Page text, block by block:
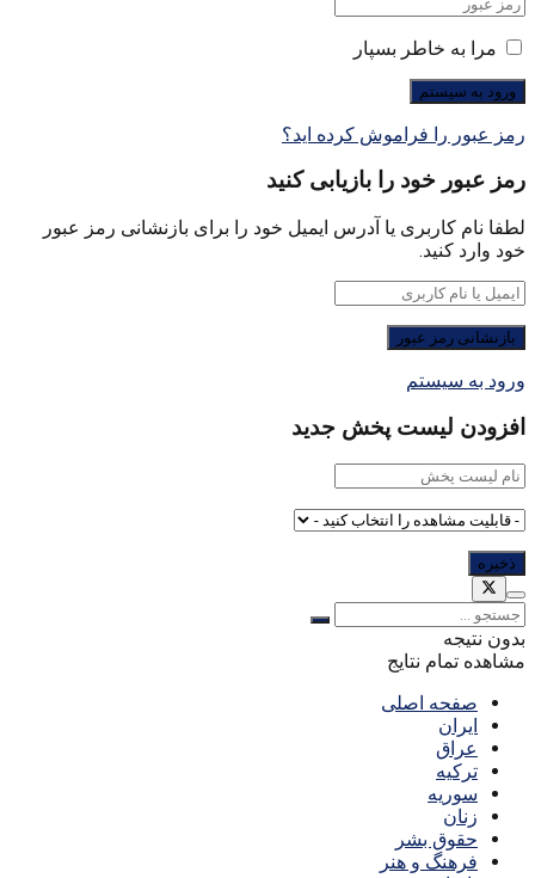
مرا به خاطر بسپار
رمز عبور را فراموش کرده اید؟
رمز عبور خود را بازیابی کنید
لطفا نام کاربری یا آدرس ایمیل خود را برای بازنشانی رمز عبور
خود وارد کنید.
ورود به سیستم
افزودن لیست پخش جدید
بدون نتیجه
مشاهده تمام نتایج
صفحه اصلی
ایران
عراق
ترکیه
سوریه
زنان
حقوق بشر
فرهنگ و هنر